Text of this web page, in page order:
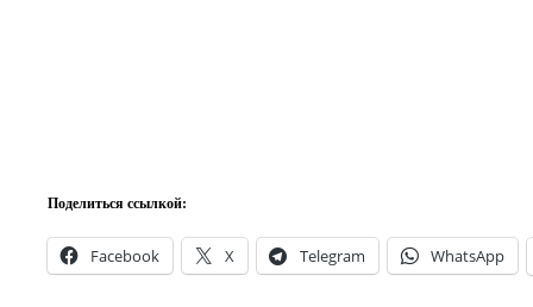
Поделиться ссылкой:
Facebook X Telegram WhatsApp